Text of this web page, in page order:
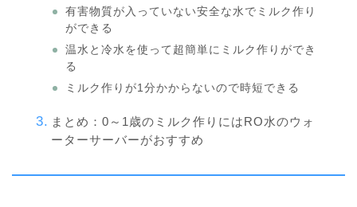
有害物質が入っていない安全な水でミルク作り
ができる
温水と冷水を使って超簡単にミルク作りができ
る
ミルク作りが1分かからないので時短できる
まとめ：0～1歳のミルク作りにはRO水のウォ
ーターサーバーがおすすめ